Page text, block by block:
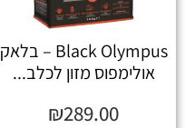
Black Olympus – בלאק
אולימפוס מזון לכלב...
₪289.00